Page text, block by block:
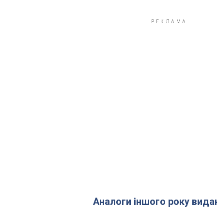
Аналоги іншого року